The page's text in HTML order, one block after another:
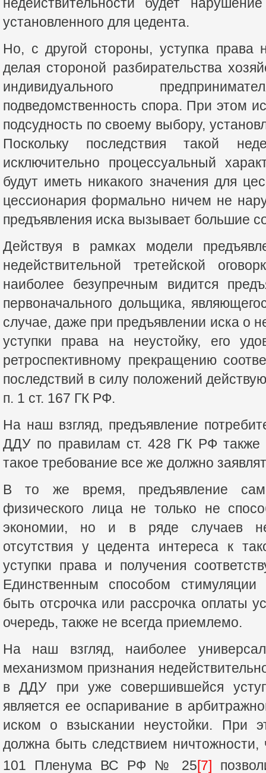
установленного для цедента.
Но, с другой стороны, уступка права
делая стороной разбирательства
индивидуального
подведомственность спора. При этом
подсудность по своему выбору,
Поскольку последствия такой
исключительно процессуальный
будут иметь никакого значения для
цессионария формально ничем не
предъявления иска вызывает большие
Действуя в рамках модели
недействительной третейской
наиболее безупречным видится
первоначального дольщика,
случае, даже при предъявлении иска о
уступки права на неустойку, его
ретроспективному прекращению
последствий в силу положений
п. 1 ст. 167 ГК РФ.
На наш взгляд, предъявление
ДДУ по правилам ст. 428 ГК РФ также
такое требование все же должно
В то же время, предъявление
физического лица не только не
экономии, но и в ряде случаев
отсутствия у цедента интереса к
уступки права и получения
Единственным способом стимуляции
быть отсрочка или рассрочка оплаты
очередь, также не всегда приемлемо.
На наш взгляд, наиболее
механизмом признания
в ДДУ при уже совершившейся
является ее оспаривание в
иском о взыскании неустойки. При
должна быть следствием ничтожности,
101 Пленума ВС РФ № 25[7]